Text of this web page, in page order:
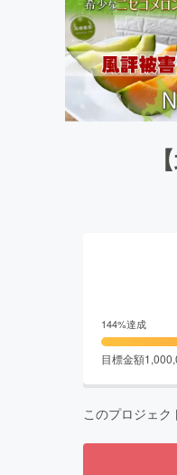
144%達成
目標金額
このプロジェク